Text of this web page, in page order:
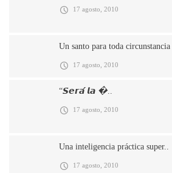
17 agosto, 2010
Un santo para toda circunstancia
17 agosto, 2010
“𝙎𝙚𝙧𝙖́ 𝙡𝙖 �..
17 agosto, 2010
Una inteligencia práctica super..
17 agosto, 2010